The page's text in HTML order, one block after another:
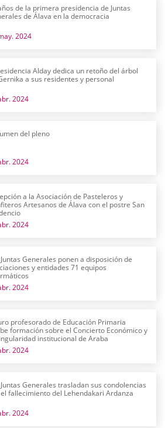
de la primera presidencia de Juntas
de Álava en la democracia
2024
Alday dedica un retoño del árbol
a sus residentes y personal
2024
del pleno
2024
a la Asociación de Pasteleros y
Artesanos de Álava con el postre San
2024
Generales ponen a disposición de
y entidades 71 equipos
2024
profesorado de Educación Primaria
formación sobre el Concierto Económico y
institucional de Araba
2024
Juntas Generales trasladan sus condolencias
fallecimiento del Lehendakari Ardanza
2024